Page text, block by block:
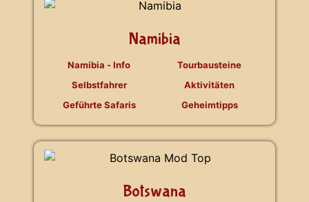
Namibia
Namibia - Info
Selbstfahrer
Geführte Safaris
Tourbausteine
Aktivitäten
Geheimtipps
Botswana